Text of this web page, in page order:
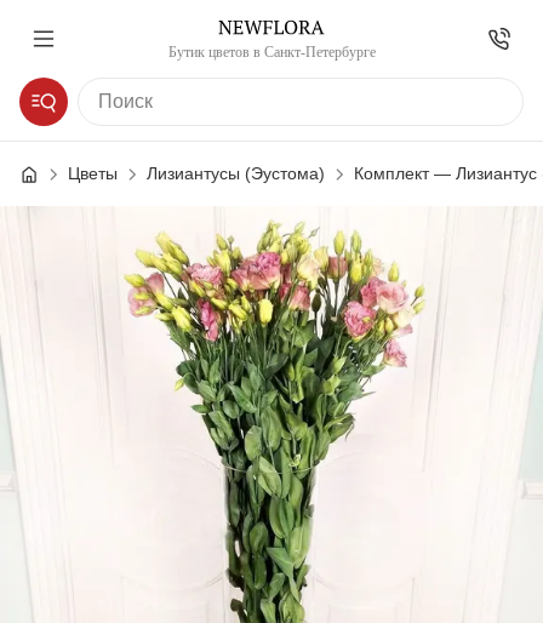
Бутик цветов в Санкт-Петербурге
Цветы Лизиантусы (Эустома) Комплект —